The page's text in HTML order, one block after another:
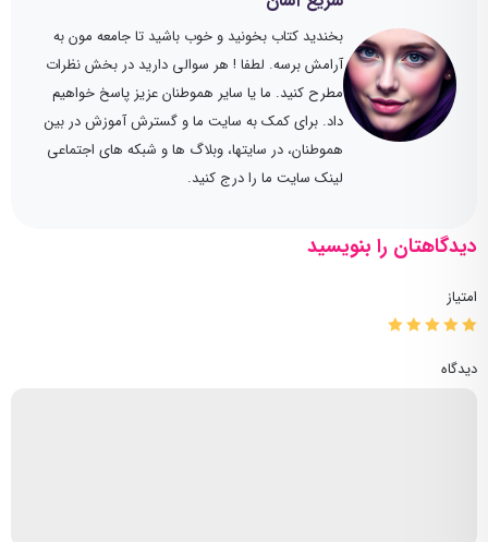
بخندید کتاب بخونید و خوب باشید تا جامعه مون به
آرامش برسه. لطفا ! هر سوالی دارید در بخش نظرات
مطرح کنید. ما یا سایر هموطنان عزیز پاسخ خواهیم
داد. برای کمک به سایت ما و گسترش آموزش در بین
هموطنان، در سایتها، وبلاگ ها و شبکه های اجتماعی
لینک سایت ما را درج کنید.
دیدگاهتان را بنویسید
امتیاز
دیدگاه